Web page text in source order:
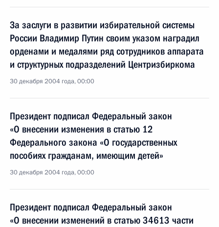
За заслуги в развитии избирательной системы
России Владимир Путин своим указом наградил
орденами и медалями ряд сотрудников аппарата
и структурных подразделений Центризбиркома
30 декабря 2004 года, 00:00
Президент подписал Федеральный закон
«О внесении изменения в статью 12
Федерального закона «О государственных
пособиях гражданам, имеющим детей»
30 декабря 2004 года, 00:00
Президент подписал Федеральный закон
«О внесении изменений в статью 34613 части